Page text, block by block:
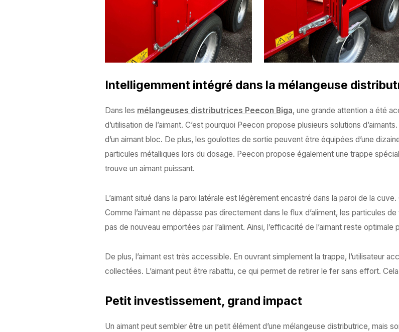
Intelligemment intégré dans la mélangeuse
Dans les mélangeuses distributrices Peecon Biga, une grande attention a été
d’utilisation de l’aimant. C’est pourquoi Peecon propose plusieurs solutions
d’un aimant bloc. De plus, les goulottes de sortie peuvent être équipées d’une
particules métalliques lors du dosage. Peecon propose également une trappe
trouve un aimant puissant.
L’aimant situé dans la paroi latérale est légèrement encastré dans la paroi de la
Comme l’aimant ne dépasse pas directement dans le flux d’aliment, les particules
pas de nouveau emportées par l’aliment. Ainsi, l’efficacité de l’aimant reste optimale
De plus, l’aimant est très accessible. En ouvrant simplement la trappe, l’utilisateur
collectées. L’aimant peut être rabattu, ce qui permet de retirer le fer sans effort.
Petit investissement, grand impact
Un aimant peut sembler être un petit élément d’une mélangeuse distributrice, mais